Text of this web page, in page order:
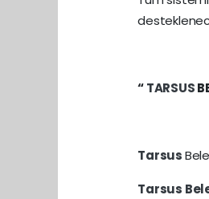
“TARSUS
Tarsus
Tarsus